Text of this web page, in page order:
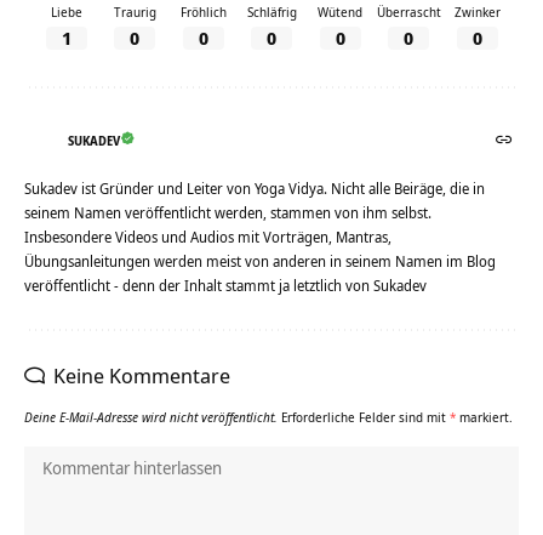
Liebe
1
Traurig
0
Fröhlich
0
Schläfrig
0
Wütend
0
Überrascht
0
Zwinker
0
SUKADEV
Sukadev ist Gründer und Leiter von Yoga Vidya. Nicht alle Beiräge, die in
seinem Namen veröffentlicht werden, stammen von ihm selbst.
Insbesondere Videos und Audios mit Vorträgen, Mantras,
Übungsanleitungen werden meist von anderen in seinem Namen im Blog
veröffentlicht - denn der Inhalt stammt ja letztlich von Sukadev
Keine Kommentare
Deine E-Mail-Adresse wird nicht veröffentlicht. Erforderliche Felder sind mit * markiert.